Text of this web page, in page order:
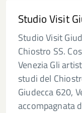
Studio Visit
Studio Visit
Chiostro SS.
Venezia Gli
studi del
Giudecca 620,
accompagnata